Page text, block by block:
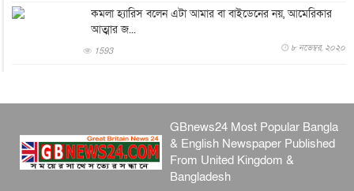
যুক্তরাজ্যে বসবাসরত জাতীয়তাবাদী কুলাউড়াবাসীর মত বিনিময়
সভা...
৫ আগস্ট, ২০২৬
৫ আগস্ট, ২০২৬
জনগণ পরিবর্তন চেয়েছে বলেই জুলাই আন্দোলন সফল :
প্রধানমন্ত্রী
কমলা হ্যারিস বলেন এটা আমার বা বাইডেনের নয়, আমেরিকার
আত্মার জ...
1593 ৮ নভেম্বর, ২০২০
GBnews24 Most Popular Bangla
& English Newspaper Published
From United Kingdom &
Bangladesh